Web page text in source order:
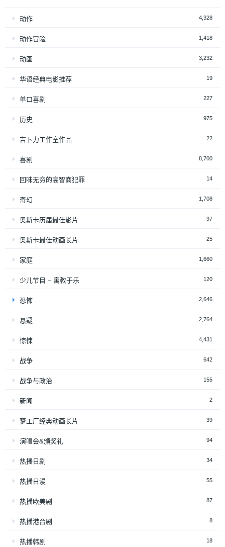
动作 4,328
动作冒险 1,418
动画 3,232
华语经典电影推荐 19
单口喜剧 227
历史 975
吉卜力工作室作品 22
喜剧 8,700
回味无穷的高智商犯罪 14
奇幻 1,708
奥斯卡历届最佳影片 97
奥斯卡最佳动画长片 25
家庭 1,660
少儿节目 – 寓教于乐 120
恐怖 2,646
悬疑 2,764
惊悚 4,431
战争 642
战争与政治 155
新闻 2
梦工厂经典动画长片 39
演唱会&颁奖礼 94
热播日剧 34
热播日漫 55
热播欧美剧 87
热播港台剧 8
热播韩剧 18